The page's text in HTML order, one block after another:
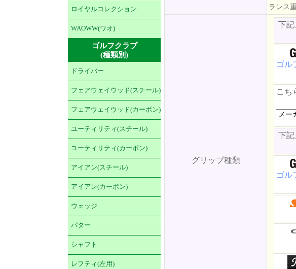
ロイヤルコレクション
WAOWW(ワオ)
ゴルフクラブ
(種類別)
ドライバー
フェアウェイウッド(スチール)
フェアウェイウッド(カーボン)
ユーティリティ(スチール)
ユーティリティ(カーボン)
アイアン(スチール)
アイアン(カーボン)
ウェッジ
パター
シャフト
レフティ(左用)
ランス
グリップ種類
下記
ゴル
こち
下記
ゴル